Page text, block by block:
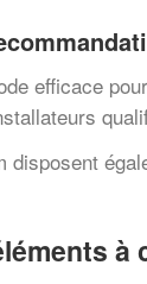
efficace
à